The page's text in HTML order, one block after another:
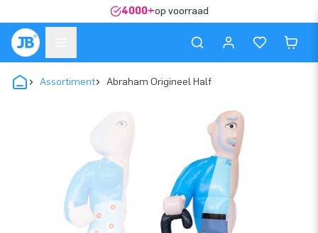
4000+op voorraad
Assortiment Abraham Origineel Half